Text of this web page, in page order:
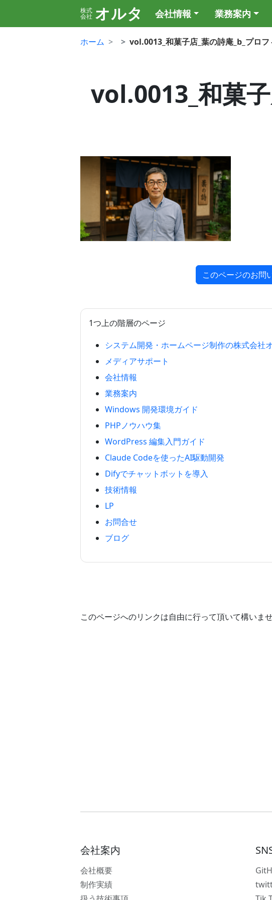
株式
会社 オルタ 会社情報 業務案内
ホーム vol.0013_和菓子店_葉の詩庵_b_プロフ
vol.0013_和菓
このページのお問
1つ上の階層のページ
システム開発・ホームページ制作の株式会社
メディアサポート
会社情報
業務案内
Windows 開発環境ガイド
PHPノウハウ集
WordPress 編集入門ガイド
Claude Codeを使ったAI駆動開発
Difyでチャットボットを導入
技術情報
LP
お問合せ
ブログ
このページへのリンクは自由に行って頂いて構いま
会社案内
会社概要
制作実績